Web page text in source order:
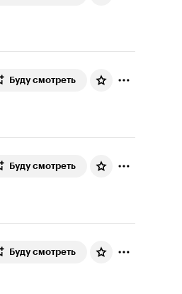
Буду смотреть
Буду смотреть
Буду смотреть